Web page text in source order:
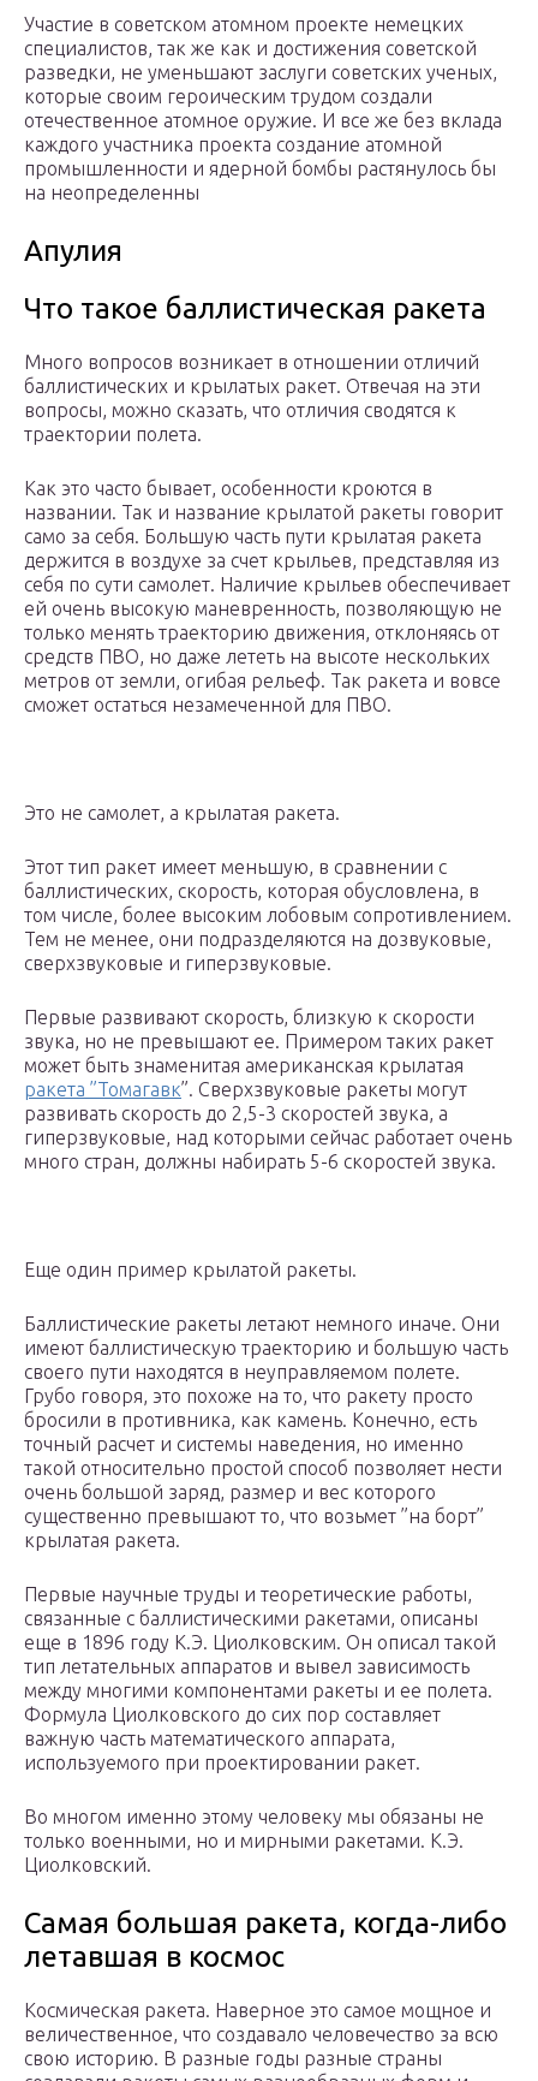
Участие в советском атомном проекте немецких
специалистов, так же как и достижения советской
разведки, не уменьшают заслуги советских ученых,
которые своим героическим трудом создали
отечественное атомное оружие. И все же без вклада
каждого участника проекта создание атомной
промышленности и ядерной бомбы растянулось бы
на неопределенны
Апулия
Что такое баллистическая ракета
Много вопросов возникает в отношении отличий
баллистических и крылатых ракет. Отвечая на эти
вопросы, можно сказать, что отличия сводятся к
траектории полета.
Как это часто бывает, особенности кроются в
названии. Так и название крылатой ракеты говорит
само за себя. Большую часть пути крылатая ракета
держится в воздухе за счет крыльев, представляя из
себя по сути самолет. Наличие крыльев обеспечивает
ей очень высокую маневренность, позволяющую не
только менять траекторию движения, отклоняясь от
средств ПВО, но даже лететь на высоте нескольких
метров от земли, огибая рельеф. Так ракета и вовсе
сможет остаться незамеченной для ПВО.
Это не самолет, а крылатая ракета.
Этот тип ракет имеет меньшую, в сравнении с
баллистических, скорость, которая обусловлена, в
том числе, более высоким лобовым сопротивлением.
Тем не менее, они подразделяются на дозвуковые,
сверхзвуковые и гиперзвуковые.
Первые развивают скорость, близкую к скорости
звука, но не превышают ее. Примером таких ракет
может быть знаменитая американская крылатая
ракета ”Томагавк”. Сверхзвуковые ракеты могут
развивать скорость до 2,5-3 скоростей звука, а
гиперзвуковые, над которыми сейчас работает очень
много стран, должны набирать 5-6 скоростей звука.
Еще один пример крылатой ракеты.
Баллистические ракеты летают немного иначе. Они
имеют баллистическую траекторию и большую часть
своего пути находятся в неуправляемом полете.
Грубо говоря, это похоже на то, что ракету просто
бросили в противника, как камень. Конечно, есть
точный расчет и системы наведения, но именно
такой относительно простой способ позволяет нести
очень большой заряд, размер и вес которого
существенно превышают то, что возьмет ”на борт”
крылатая ракета.
Первые научные труды и теоретические работы,
связанные с баллистическими ракетами, описаны
еще в 1896 году К.Э. Циолковским. Он описал такой
тип летательных аппаратов и вывел зависимость
между многими компонентами ракеты и ее полета.
Формула Циолковского до сих пор составляет
важную часть математического аппарата,
используемого при проектировании ракет.
Во многом именно этому человеку мы обязаны не
только военными, но и мирными ракетами. К.Э.
Циолковский.
Самая большая ракета, когда-либо
летавшая в космос
Космическая ракета. Наверное это самое мощное и
величественное, что создавало человечество за всю
свою историю. В разные годы разные страны